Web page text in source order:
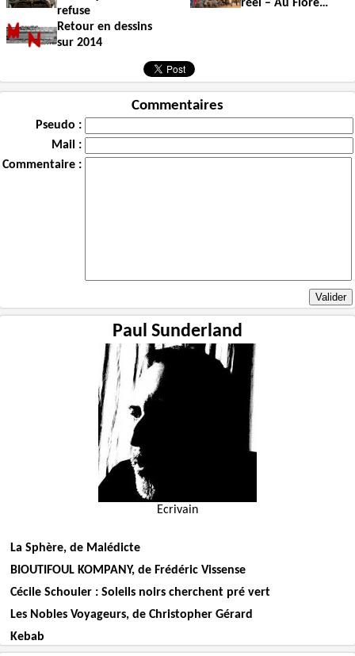
refuse
réel – Au Flore…
Retour en dessins
sur 2014
Commentaires
Pseudo :
Mail :
Commentaire :
Paul Sunderland
Ecrivain
La Sphère, de Malédicte
BIOUTIFOUL KOMPANY, de Frédéric Vissense
Cécile Schouler : Soleils noirs cherchent pré vert
Les Nobles Voyageurs, de Christopher Gérard
Kebab